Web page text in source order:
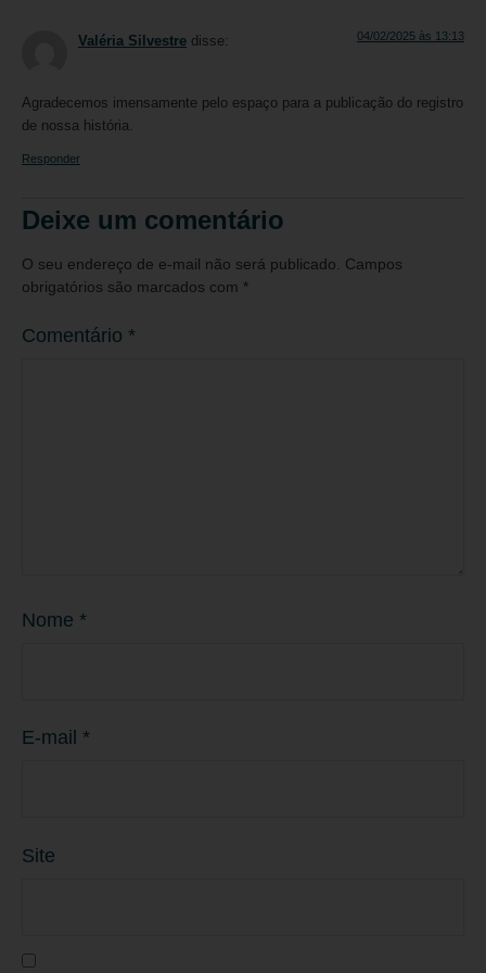
Valéria Silvestre disse: 04/02/2025 às 13:13
Agradecemos imensamente pelo espaço para a publicação do registro
de nossa história.
Responder
Deixe um comentário
O seu endereço de e-mail não será publicado.
Campos
obrigatórios são marcados com *
Comentário *
Nome *
E-mail *
Site